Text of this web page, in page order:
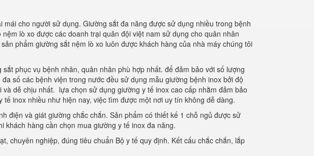
cho người sử dụng. Giường sắt đa năng được sử dụng nhiều trong bệnh
lò xo được các doanh trại quân đội việt nam sử dụng cho quân nhân
phẩm giường sắt nệm lò xo luôn được khách hàng của nhà máy chúng tôi
phục vụ bệnh nhân, quân nhân phù hợp nhất. để đảm bảo với số lượng
số các bệnh viện trong nước đều sử dụng mẫu giường bệnh inox bởi độ
dễ chịu nhất. lựa chọn sử dụng giường y tế inox cao cấp nhằm đảm bảo
inox nhiều như hiện nay, việc tìm được một nơi uy tín không dễ dàng.
điện và giát giường chắc chắn. Sản phẩm có thiết kế 1 chỗ ngủ được sử
khách hàng cần chọn mua giường y tế inox đa năng.
chuyên nghiệp, đúng tiêu chuẩn Bộ y tế quy định. Kết cấu chắc chắn, lắp